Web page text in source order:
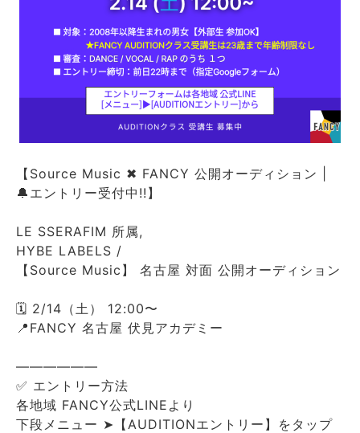
【Source Music ✖ FANCY 公開オーディション |
🔔エントリー受付中!!】
LE SSERAFIM 所属,
HYBE LABELS /
【Source Music】 名古屋 対面 公開オーディション
🗓️ 2/14（土） 12:00〜
📍FANCY 名古屋 伏見アカデミー
――――――
✅ エントリー方法
各地域 FANCY公式LINEより
下段メニュー ➤【AUDITIONエントリー】をタップ